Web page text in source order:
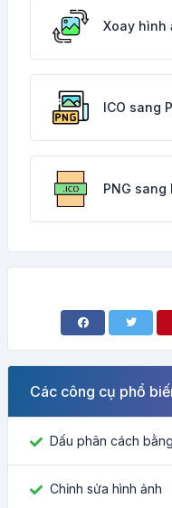
Xoay hình
ICO sang
PNG sang
Các công cụ phổ
Dấu phân cách
Chỉnh sửa hình ảnh